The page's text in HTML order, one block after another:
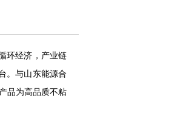
环经济，产业链
。与山东能源合
品为高品质不粘